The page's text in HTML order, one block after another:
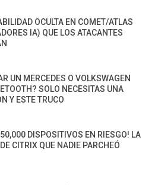
OCULTA EN COMET/ATLAS
IA) QUE LOS ATACANTES
UN MERCEDES O VOLKSWAGEN
SOLO NECESITAS UNA
Y ESTE TRUCO
50,000 DISPOSITIVOS EN RIESGO! LA
CITRIX QUE NADIE PARCHEÓ